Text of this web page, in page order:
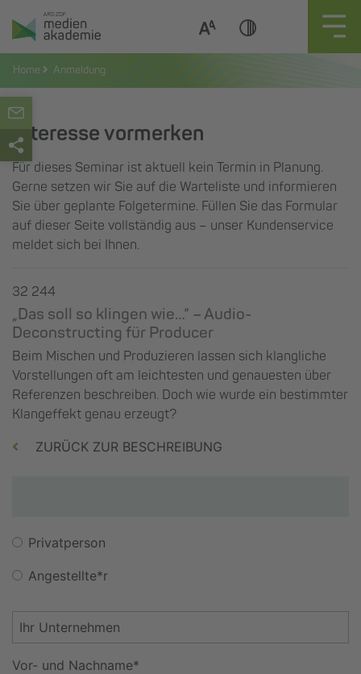
Zum
Inhalt
springen
Home Anmeldung
Interesse vormerken
Für dieses Seminar ist aktuell kein Termin in Planung.
Gerne setzen wir Sie auf die Warteliste und informieren
Sie über geplante Folgetermine. Füllen Sie das Formular
auf dieser Seite vollständig aus – unser Kundenservice
meldet sich bei Ihnen.
32 244
„Das soll so klingen wie…“ – Audio-
Deconstructing für Producer
Beim Mischen und Produzieren lassen sich klangliche
Vorstellungen oft am leichtesten und genauesten über
Referenzen beschreiben. Doch wie wurde ein bestimmter
Klangeffekt genau erzeugt?
ZURÜCK ZUR BESCHREIBUNG
Privatperson
Angestellte*r
Vor- und Nachname*